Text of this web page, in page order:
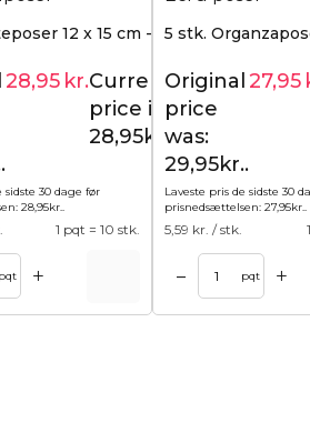
12 x 15 cm - naturlig
29,95 kr.
28,95 kr.Current
price is:
28,95kr..
sidste 30 dage før
28,95kr.
1 pqt = 10 stk.
pqt +
5 stk.
Original
price
was:
29,95kr..
27,95
Laveste pris de sidste 30
prisnedsættelsen: 27,95kr.
5,59 kr. / stk.
– pqt +
Tilføj til kurv